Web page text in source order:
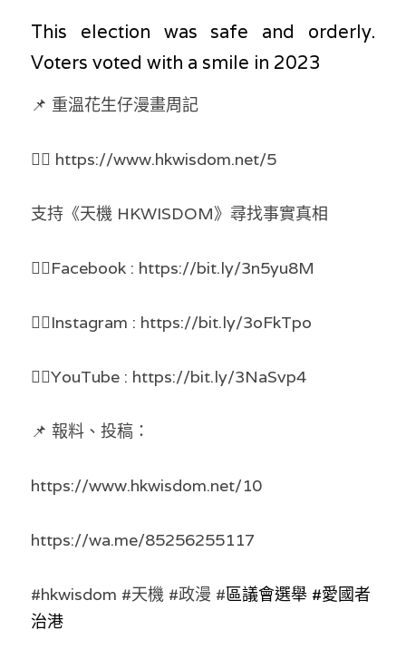
陳子遷律師專欄
羅浚軒專欄
溫志倫專欄
汪明欣專欄
香港科技專上書院｜專欄
This election was safe and orderly.
Voters voted with a smile in 2023
📌 重溫花生仔漫畫周記
👉🏻 https://www.hkwisdom.net/5
支持《天機 HKWISDOM》尋找事實真相
👉🏻Facebook : https://bit.ly/3n5yu8M
👉🏻Instagram : https://bit.ly/3oFkTpo
👉🏻YouTube : https://bit.ly/3NaSvp4
📌 報料、投稿：
https://www.hkwisdom.net/10
https://wa.me/85256255117
#hkwisdom #天機 #政漫 #區議會選舉 #愛國者
治港